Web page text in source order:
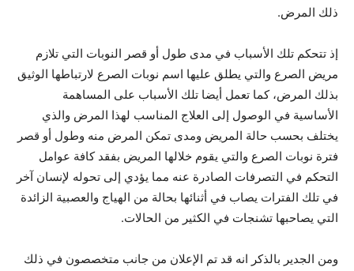
ذلك المرض.
إذ تتحكم تلك الأسباب في مدى طول أو قصر النوبات التي تلازم
مريض الصرع والتي يطلق عليها اسم نوبات الصرع لارتباطها الوثيق
بذلك المرض، كما تعمل أيضا تلك الأسباب على المساهمة
الأساسية في الوصول إلى العلاج المناسب لهذا المرض والذي
يختلف بحسب حالة المريض ومدى تمكن المرض منه وطول أو قصر
فترة نوبات الصرع والتي يقوم خلالها المريض بفقد كافة عوامل
التحكم في التصرفات الصادرة عنه مما يؤدي إلى تحوله لإنسان آخر
في تلك الفترات يصاب في أثنائها بحالة من الهياج والعصبية الزائدة
التي يصاحبها تشنجات في الكثير من الحالات.
ومن الجدير بالذكر انه قد تم الإعلان من جانب متخصصون في ذلك